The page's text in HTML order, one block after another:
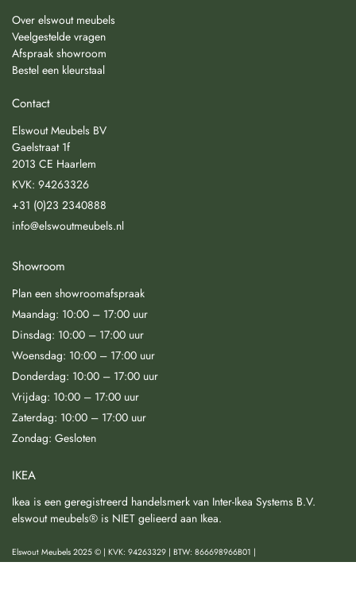
Over elswout meubels
Veelgestelde vragen
Afspraak showroom
Bestel een kleurstaal
Contact
Elswout Meubels BV
Gaelstraat 1f
2013 CE Haarlem
KVK: 94263326
+31 (0)23 2340888
info@elswoutmeubels.nl
Showroom
Plan een showroomafspraak
Maandag: 10:00 – 17:00 uur
Dinsdag: 10:00 – 17:00 uur
Woensdag: 10:00 – 17:00 uur
Donderdag: 10:00 – 17:00 uur
Vrijdag: 10:00 – 17:00 uur
Zaterdag: 10:00 – 17:00 uur
Zondag: Gesloten
IKEA
Ikea is een geregistreerd handelsmerk van Inter-Ikea Systems B.V.
elswout meubels® is NIET gelieerd aan Ikea.
Elswout Meubels 2025 © | KVK: 94263329 | BTW: 866698966B01 |